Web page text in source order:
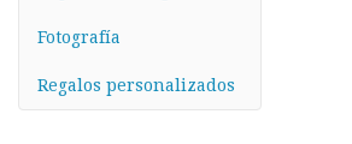
Fotografía
Regalos personalizados